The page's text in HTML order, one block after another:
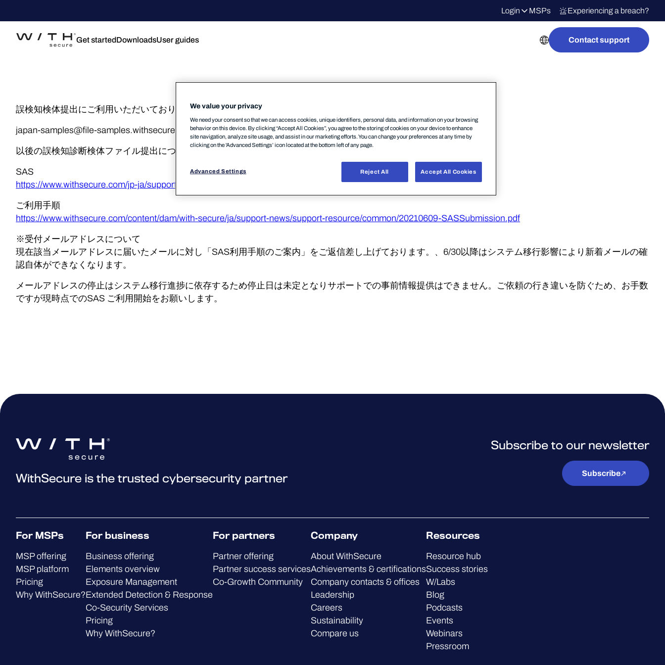
Login MSPs Experiencing a breach?
Get startedDownloadsUser guides Contact support
誤検知検体提出にご利用いただいておりました下記受付メールアドレスについてご利用停止をお知らせいたします。
japan-samples@file-samples.withsecure.com
以後の誤検知診断検体ファイル提出については弊社Webサイトよりご利用いただけるSASをご利用ください。
SAS
https://www.withsecure.com/jp-ja/support/contact-support/submit-a-sample
ご利用手順
https://www.withsecure.com/content/dam/with-secure/ja/support-news/support-resource/common/20210609-SASSubmission.pdf
※受付メールアドレスについて
現在該当メールアドレスに届いたメールに対し「SAS利用手順のご案内」をご返信差し上げております。、6/30以降はシステム移行影響により新着メールの確
認自体ができなくなります。
メールアドレスの停止はシステム移行進捗に依存するため停止日は未定となりサポートでの事前情報提供はできません。ご依頼の行き違いを防ぐため、お手数
ですが現時点でのSAS ご利用開始をお願いします。
WithSecure is the trusted cybersecurity partner
Subscribe to our newsletter
Subscribe
For MSPs
MSP offering
MSP platform
Pricing
Why WithSecure?
For business
Business offering
Elements overview
Exposure Management
Extended Detection & Response
Co-Security Services
Pricing
Why WithSecure?
For partners
Partner offering
Partner success services
Co-Growth Community
Company
About WithSecure
Achievements & certifications
Company contacts & offices
Leadership
Careers
Sustainability
Compare us
Resources
Resource hub
Success stories
W/Labs
Blog
Podcasts
Events
Webinars
Pressroom
We value your privacy
We need your consent so that we can access cookies, unique identifiers, personal data, and information on your browsing
behavior on this device. By clicking “Accept All Cookies”, you agree to the storing of cookies on your device to enhance
site navigation, analyze site usage, and assist in our marketing efforts. You can change your preferences at any time by
clicking on the 'Advanced Settings’ icon located at the bottom left of any page.
Advanced Settings Reject All Accept All Cookies